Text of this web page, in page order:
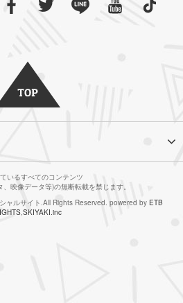
いるすべてのコンテンツ
映像データ等)の無断転載を禁じます。
ャルサイト.All Rights Reserved. powered by ETB
, SKIYAKI.inc